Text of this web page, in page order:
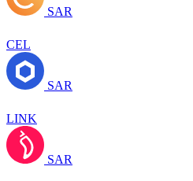
SAR
CEL
SAR
LINK
SAR